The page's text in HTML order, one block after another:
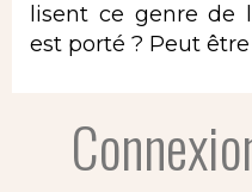
lisent ce genre de
est porté ? Peut